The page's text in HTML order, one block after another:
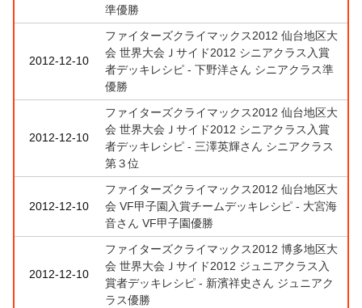
準優勝
2012-12-10
ファイターズクライマックス2012 仙台地区大
会 世界大会Ｊサイド2012 シニアクラス入賞
者デッキレシピ - 下野洋さん シニアクラス準
優勝
2012-12-10
ファイターズクライマックス2012 仙台地区大
会 世界大会Ｊサイド2012 シニアクラス入賞
者デッキレシピ - 三澤英輝さん シニアクラス
第３位
2012-12-10
ファイターズクライマックス2012 仙台地区大
会 VF甲子園入賞チームデッキレシピ - 大宮海
音さん VF甲子園優勝
2012-12-10
ファイターズクライマックス2012 博多地区大
会 世界大会Ｊサイド2012 ジュニアクラス入
賞者デッキレシピ - 新濱祥史さん ジュニアク
ラス優勝